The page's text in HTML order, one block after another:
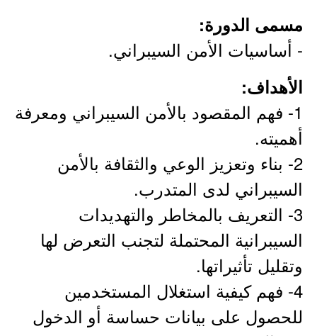
مسمى الدورة:
- أساسيات الأمن السيبراني.
الأهداف:
1- فهم المقصود بالأمن السيبراني ومعرفة
أهميته.
2- بناء وتعزيز الوعي والثقافة بالأمن
السيبراني لدى المتدرب.
3- التعريف بالمخاطر والتهديدات
السيبرانية المحتملة لتجنب التعرض لها
وتقليل تأثيراتها.
4- فهم كيفية استغلال المستخدمين
للحصول على بيانات حساسة أو الدخول